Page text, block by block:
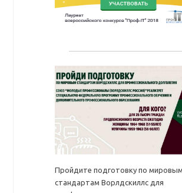
Пройдите подготовку по мировым
стандартам Ворлдскиллс для